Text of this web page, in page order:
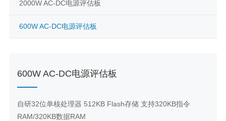
2000W AC-DC电源评估板
600W AC-DC电源评估板
600W AC-DC电源评估板
自研32位单核处理器 512KB Flash存储 支持320KB指令
RAM/320KB数据RAM